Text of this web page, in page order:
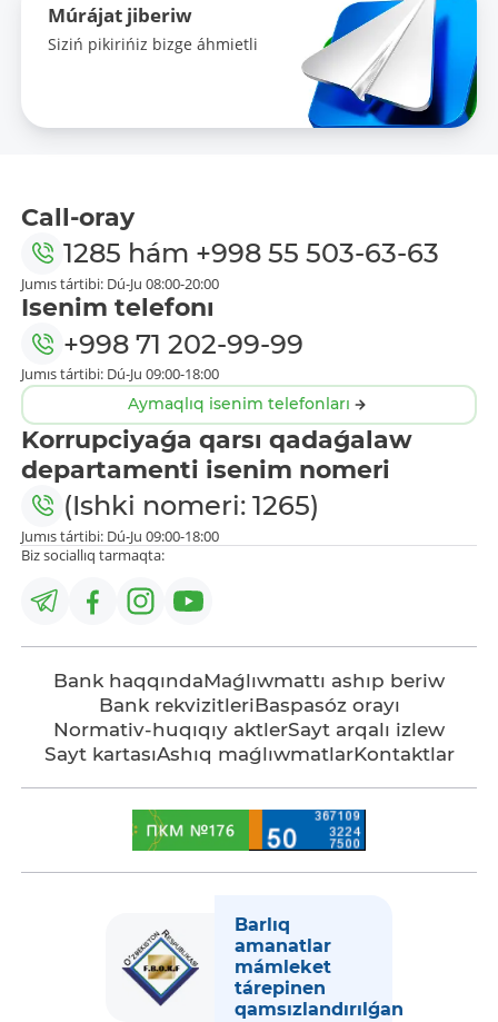
Múrájat jiberiw
Siziń pikirińiz bizge áhmietli
Call-oray
1285 hám +998 55 503-63-63
Jumıs tártibi: Dú-Ju 08:00-20:00
Isenim telefonı
+998 71 202-99-99
Jumıs tártibi: Dú-Ju 09:00-18:00
Aymaqlıq isenim telefonları
Korrupciyaǵa qarsı qadaǵalaw
departamenti isenim nomeri
(Ishki nomeri: 1265)
Jumıs tártibi: Dú-Ju 09:00-18:00
Biz sociallıq tarmaqta:
Bank haqqındaMaǵlıwmattı ashıp beriw
Bank rekvizitleriBaspasóz orayı
Normativ-huqıqıy aktlerSayt arqalı izlew
Sayt kartasıAshıq maǵlıwmatlarKontaktlar
Barlıq
amanatlar
mámleket
tárepinen
qamsızlandırılǵan